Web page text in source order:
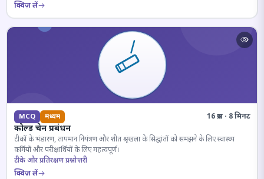
क्विज़ लें
MCQ मध्यम 16 प्रश्न · 8 मिनट
कोल्ड चेन प्रबंधन
टीकों के भंडारण, तापमान नियंत्रण और शीत श्रृंखला के सिद्धांतों को समझने के लिए स्वास्थ्य
कर्मियों और परीक्षार्थियों के लिए महत्वपूर्ण।
टीके और प्रतिरक्षण प्रश्नोत्तरी
क्विज़ लें